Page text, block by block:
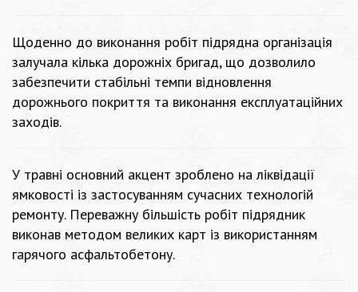
Щоденно до виконання робіт підрядна організація
залучала кілька дорожніх бригад, що дозволило
забезпечити стабільні темпи відновлення
дорожнього покриття та виконання експлуатаційних
заходів.
У травні основний акцент зроблено на ліквідації
ямковості із застосуванням сучасних технологій
ремонту. Переважну більшість робіт підрядник
виконав методом великих карт із використанням
гарячого асфальтобетону.